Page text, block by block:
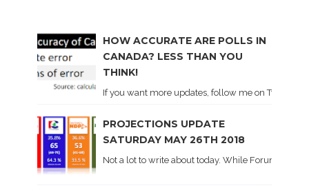
HOW ACCURATE ARE POLLS IN
CANADA? LESS THAN YOU
THINK!
If you want more updates, follow me on Twitter .
PROJECTIONS UPDATE
SATURDAY MAY 26TH 2018
Not a lot to write about today. While Forum did